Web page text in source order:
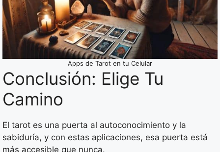
Apps de Tarot en tu Celular
Conclusión: Elige Tu
Camino
El tarot es una puerta al autoconocimiento y la
sabiduría, y con estas aplicaciones, esa puerta está
más accesible que nunca.